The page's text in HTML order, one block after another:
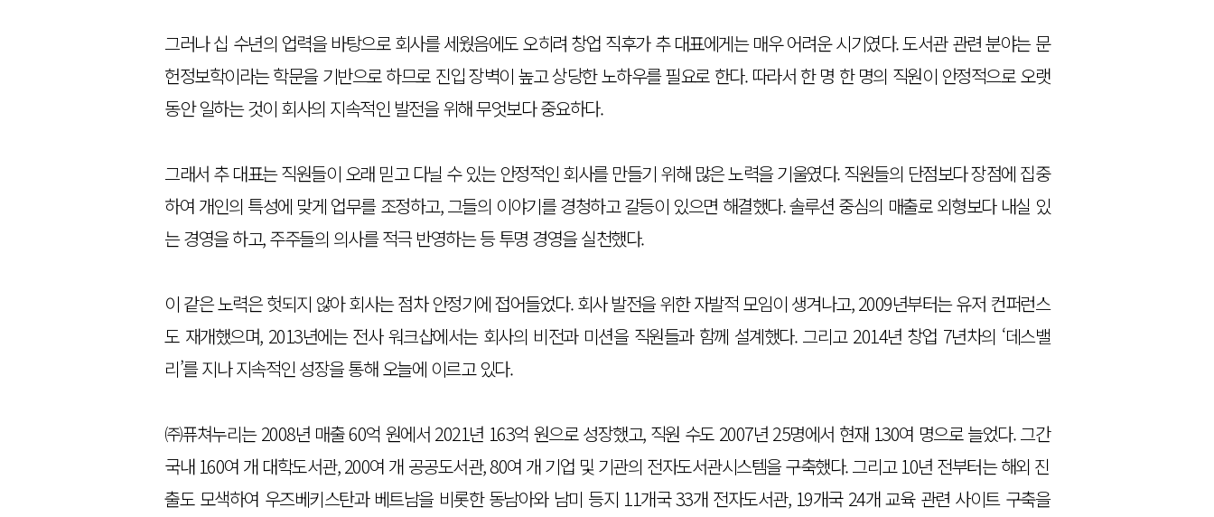
그러나 십 수년의 업력을 바탕으로 회사를 세웠음에도 오히려 창업 직후가 추 대표에게는 매우 어려운 시기였다. 도서관 관련 분야는 문
헌정보학이라는 학문을 기반으로 하므로 진입 장벽이 높고 상당한 노하우를 필요로 한다. 따라서 한 명 한 명의 직원이 안정적으로 오랫
동안 일하는 것이 회사의 지속적인 발전을 위해 무엇보다 중요하다.
그래서 추 대표는 직원들이 오래 믿고 다닐 수 있는 안정적인 회사를 만들기 위해 많은 노력을 기울였다. 직원들의 단점보다 장점에 집중
하여 개인의 특성에 맞게 업무를 조정하고, 그들의 이야기를 경청하고 갈등이 있으면 해결했다. 솔루션 중심의 매출로 외형보다 내실 있
는 경영을 하고, 주주들의 의사를 적극 반영하는 등 투명 경영을 실천했다.
이 같은 노력은 헛되지 않아 회사는 점차 안정기에 접어들었다. 회사 발전을 위한 자발적 모임이 생겨나고, 2009년부터는 유저 컨퍼런스
도 재개했으며, 2013년에는 전사 워크샵에서는 회사의 비전과 미션을 직원들과 함께 설계했다. 그리고 2014년 창업 7년차의 ‘데스밸
리’를 지나 지속적인 성장을 통해 오늘에 이르고 있다.
㈜퓨쳐누리는 2008년 매출 60억 원에서 2021년 163억 원으로 성장했고, 직원 수도 2007년 25명에서 현재 130여 명으로 늘었다. 그간
국내 160여 개 대학도서관, 200여 개 공공도서관, 80여 개 기업 및 기관의 전자도서관시스템을 구축했다. 그리고 10년 전부터는 해외 진
출도 모색하여 우즈베키스탄과 베트남을 비롯한 동남아와 남미 등지 11개국 33개 전자도서관, 19개국 24개 교육 관련 사이트 구축을